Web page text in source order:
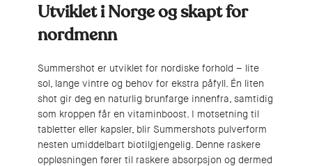
Utviklet i Norge og skapt for
nordmenn
Summershot er utviklet for nordiske forhold – lite
sol, lange vintre og behov for ekstra påfyll. Én liten
shot gir deg en naturlig brunfarge innenfra, samtidig
som kroppen får en vitaminboost. I motsetning til
tabletter eller kapsler, blir Summershots pulverform
nesten umiddelbart biotilgjengelig. Denne raskere
oppløsningen fører til raskere absorpsjon og dermed